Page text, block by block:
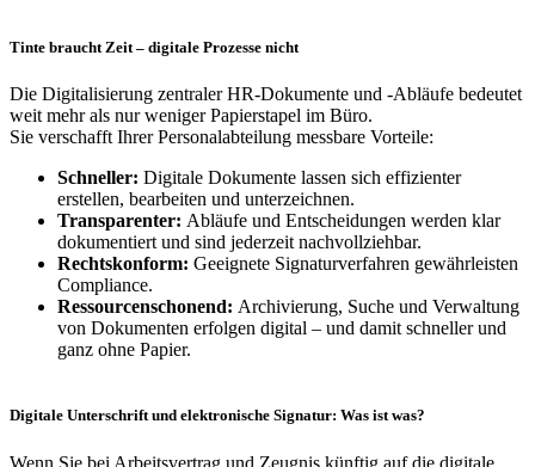
Tinte braucht Zeit – digitale Prozesse nicht
Die Digitalisierung zentraler HR-Dokumente und -Abläufe bedeutet
weit mehr als nur weniger Papierstapel im Büro.
Sie verschafft Ihrer Personalabteilung messbare Vorteile:
Schneller: Digitale Dokumente lassen sich effizienter
erstellen, bearbeiten und unterzeichnen.
Transparenter: Abläufe und Entscheidungen werden klar
dokumentiert und sind jederzeit nachvollziehbar.
Rechtskonform: Geeignete Signaturverfahren gewährleisten
Compliance.
Ressourcenschonend: Archivierung, Suche und Verwaltung
von Dokumenten erfolgen digital – und damit schneller und
ganz ohne Papier.
Digitale Unterschrift und elektronische Signatur: Was ist was?
Wenn Sie bei Arbeitsvertrag und Zeugnis künftig auf die digitale